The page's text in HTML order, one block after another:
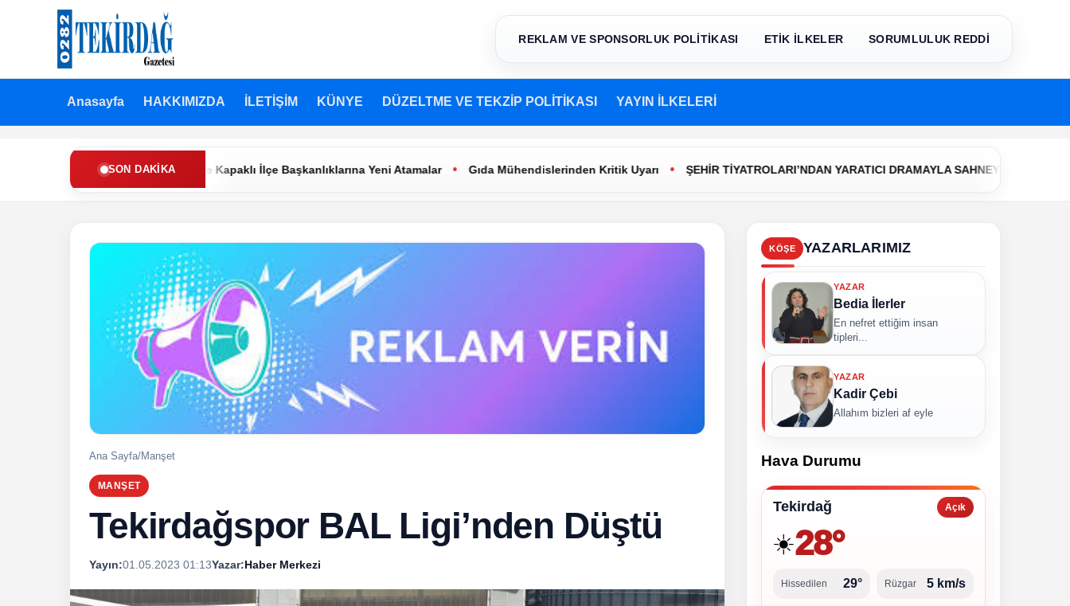
REKLAM VE SPONSORLUK POLİTİKASI ETİK İLKELER SORUMLULUK REDDİ
Anasayfa HAKKIMIZDA İLETİŞİM KÜNYE DÜZELTME VE TEKZİP POLİTİKASI YAYIN İLKELERİ
SON DAKIKA
Refah Partisi’nde Muratlı ve Kapaklı İlçe Başkanlıklarına Yeni Atamalar • Gıda Mühendislerinden Kritik Uyarı • ŞEHİR TİYATROLARI’NDAN YARATICI DRAMAYLA SAHNEYE İLK ADIM
Ana Sayfa/Manşet
MANŞET
Tekirdağspor BAL Ligi’nden Düştü
Yayın:01.05.2023 01:13Yazar:Haber Merkezi
KÖŞE YAZARLARIMIZ
YAZAR
Bedia İlerler
En nefret ettiğim insan
tipleri...
YAZAR
Kadir Çebi
Allahım bizleri af eyle
Hava Durumu
Tekirdağ Açık
☀️28°
Hissedilen 29° Rüzgar 5 km/s